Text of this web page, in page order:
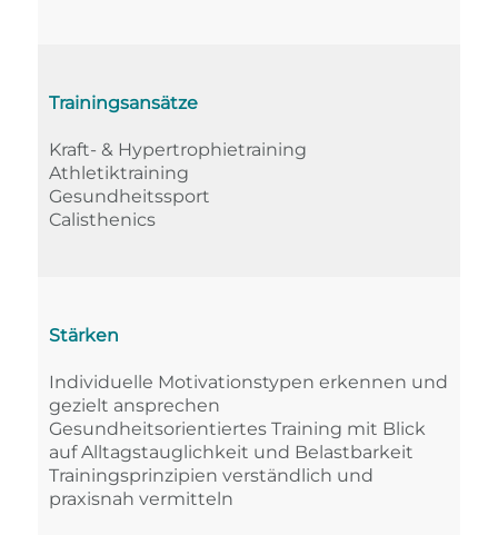
Trainingsansätze
Kraft- & Hypertrophietraining
Athletiktraining
Gesundheitssport
Calisthenics
Stärken
Individuelle Motivationstypen erkennen und
gezielt ansprechen
Gesundheitsorientiertes Training mit Blick
auf Alltagstauglichkeit und Belastbarkeit
Trainingsprinzipien verständlich und
praxisnah vermitteln